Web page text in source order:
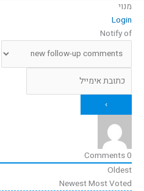
מנוי
Login
Notify of
0
Oldest
NewestMost Voted